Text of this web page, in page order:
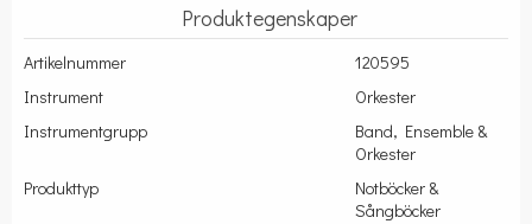
Produktegenskaper
Artikelnummer
120595
Instrument
Orkester
Instrumentgrupp
Band, Ensemble &
Orkester
Produkttyp
Notböcker &
Sångböcker